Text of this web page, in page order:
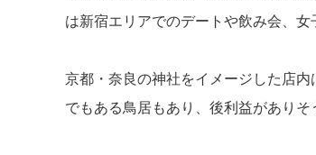
は新宿エリアでのデートや飲み会、女
京都・奈良の神社をイメージした店
でもある鳥居もあり、後利益がありそ